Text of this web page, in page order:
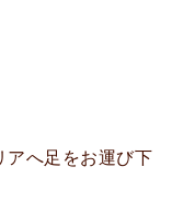
アへ足をお運び下